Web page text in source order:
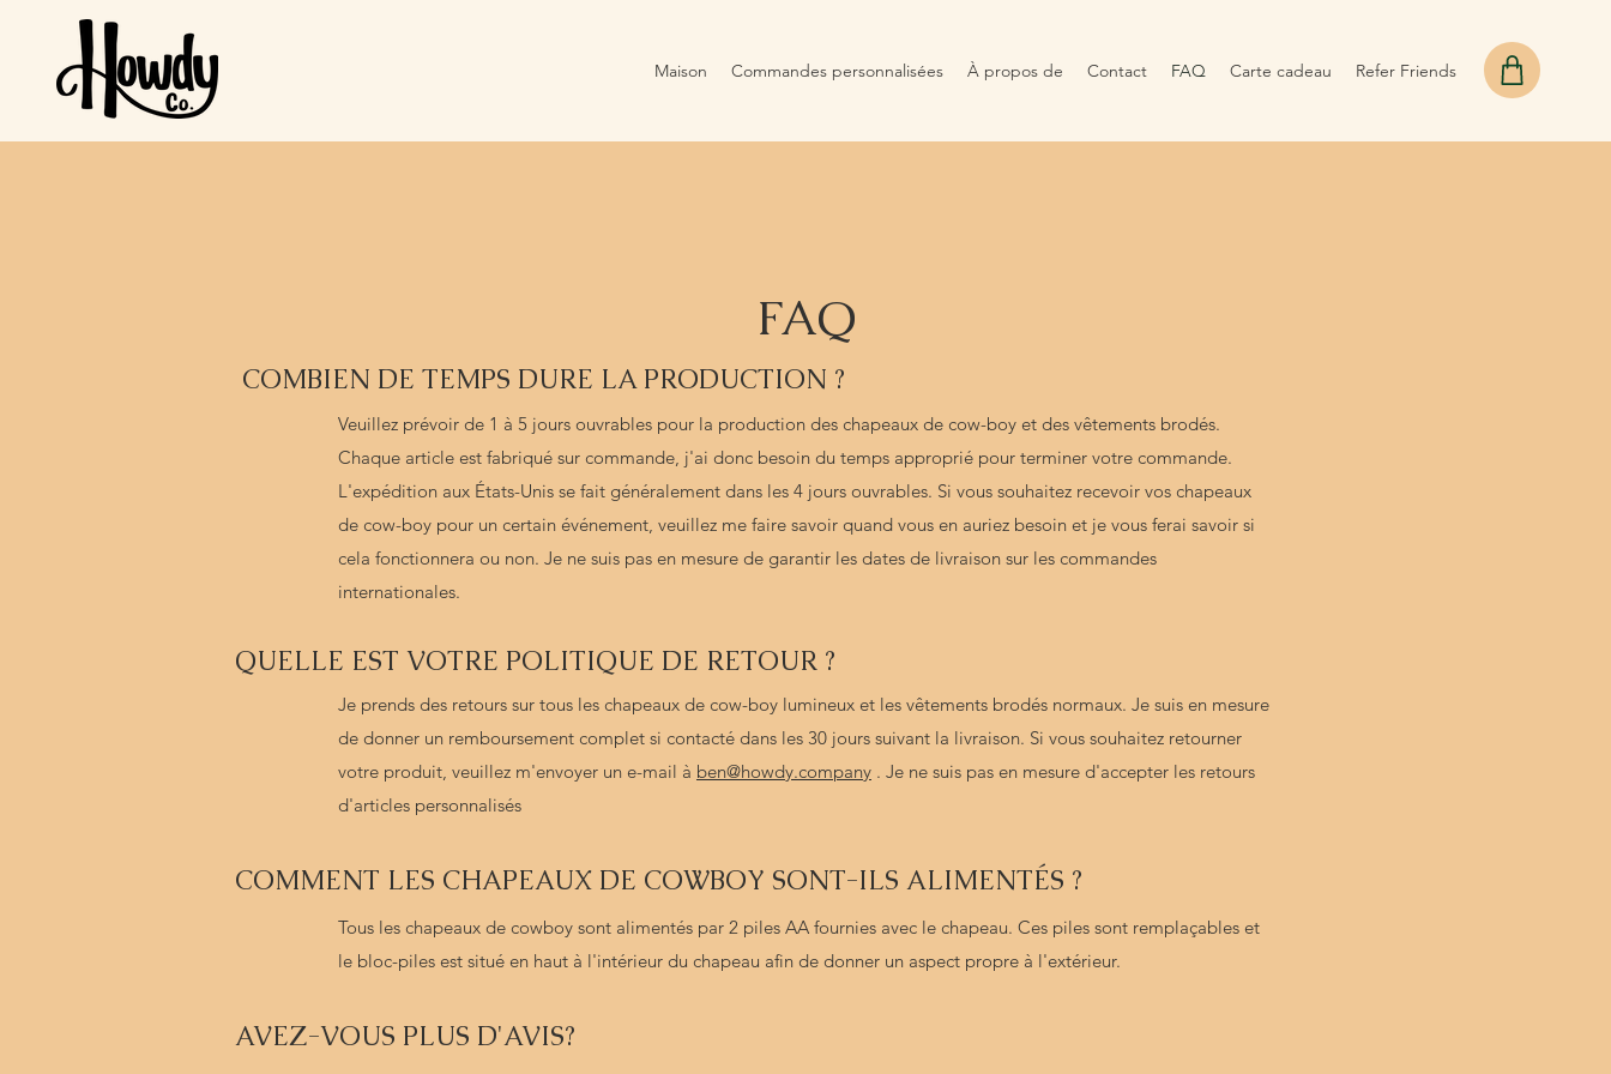
Maison Commandes personnalisées À propos de Contact FAQ Carte cadeau Refer Friends
FAQ
COMBIEN DE TEMPS DURE LA PRODUCTION ?
Veuillez prévoir de 1 à 5 jours ouvrables pour la production des chapeaux de cow-boy et des vêtements brodés.
Chaque article est fabriqué sur commande, j'ai donc besoin du temps approprié pour terminer votre commande.
L'expédition aux États-Unis se fait généralement dans les 4 jours ouvrables. Si vous souhaitez recevoir vos chapeaux
de cow-boy pour un certain événement, veuillez me faire savoir quand vous en auriez besoin et je vous ferai savoir si
cela fonctionnera ou non. Je ne suis pas en mesure de garantir les dates de livraison sur les commandes
internationales.
QUELLE EST VOTRE POLITIQUE DE RETOUR ?
Je prends des retours sur tous les chapeaux de cow-boy lumineux et les vêtements brodés normaux. Je suis en mesure
de donner un remboursement complet si contacté dans les 30 jours suivant la livraison. Si vous souhaitez retourner
votre produit, veuillez m'envoyer un e-mail à ben@howdy.company . Je ne suis pas en mesure d'accepter les retours
d'articles personnalisés
COMMENT LES CHAPEAUX DE COWBOY SONT-ILS ALIMENTÉS ?
Tous les chapeaux de cowboy sont alimentés par 2 piles AA fournies avec le chapeau. Ces piles sont remplaçables et
le bloc-piles est situé en haut à l'intérieur du chapeau afin de donner un aspect propre à l'extérieur.
AVEZ-VOUS PLUS D'AVIS?